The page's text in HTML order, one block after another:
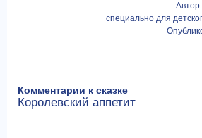
Автор
специально для
Комментарии к сказке
Королевский аппетит